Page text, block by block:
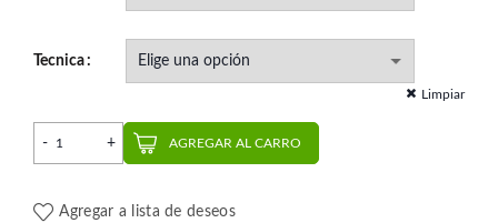
Tecnica
Limpiar
Reposición Empower Pasivo | AO cantidad
AGREGAR AL CARRO
Agregar a lista de deseos